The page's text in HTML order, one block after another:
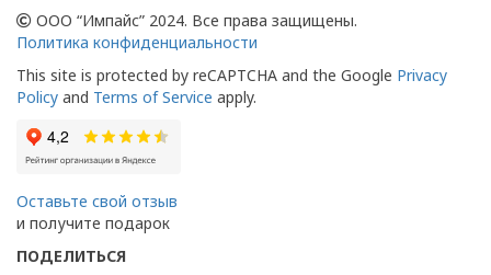
ООО “Импайс” 2024. Все права защищены.
Политика конфиденциальности
This site is protected by reCAPTCHA and the Google Privacy
Policy and Terms of Service apply.
Оставьте свой отзыв
и получите подарок
ПОДЕЛИТЬСЯ